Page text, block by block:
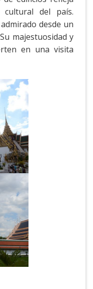
cultural del país.
desde un
majestuosidad y
en una visita